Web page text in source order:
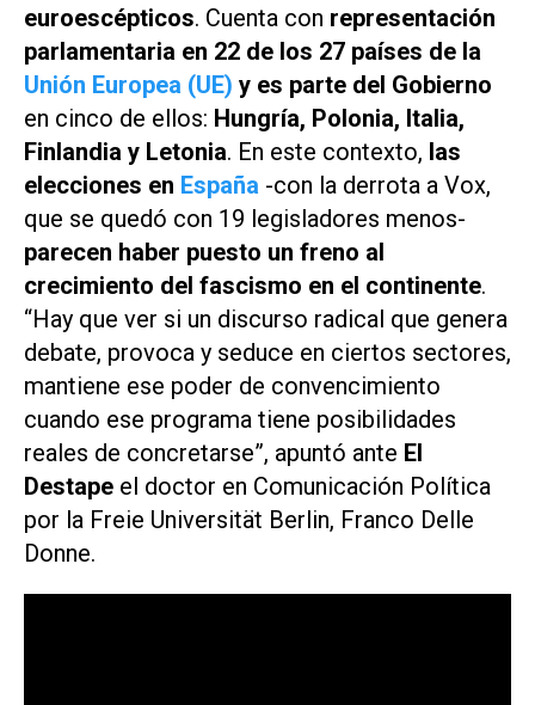
euroescépticos. Cuenta con representación
parlamentaria en 22 de los 27 países de la
Unión Europea (UE) y es parte del Gobierno
en cinco de ellos: Hungría, Polonia, Italia,
Finlandia y Letonia. En este contexto, las
elecciones en España -con la derrota a Vox,
que se quedó con 19 legisladores menos-
parecen haber puesto un freno al
crecimiento del fascismo en el continente.
“Hay que ver si un discurso radical que genera
debate, provoca y seduce en ciertos sectores,
mantiene ese poder de convencimiento
cuando ese programa tiene posibilidades
reales de concretarse”, apuntó ante El
Destape el doctor en Comunicación Política
por la Freie Universität Berlin, Franco Delle
Donne.